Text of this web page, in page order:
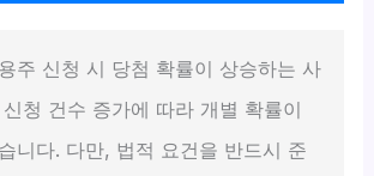
주 신청 시 당첨 확률이 상승하는 사
청 건수 증가에 따라 개별 확률이
니다. 다만, 법적 요건을 반드시 준